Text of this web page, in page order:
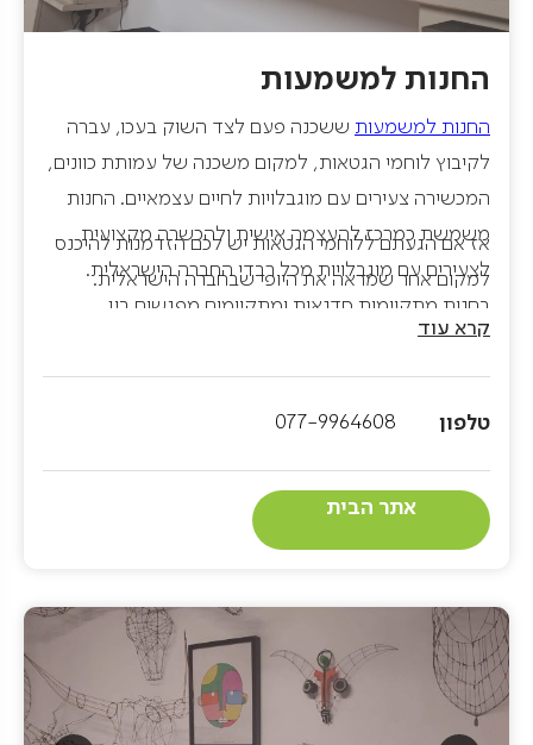
החנות למשמעות
החנות למשמעות ששכנה פעם לצד השוק בעכו, עברה
לקיבוץ לוחמי הגטאות, למקום משכנה של עמותת כוונים,
המכשירה צעירים עם מוגבלויות לחיים עצמאיים. החנות
משמשת כמרכז להעצמה אישית ולהכשרה מקצועית
לצעירים עם מוגבלויות מכל רבדי החברה הישראלית.
בחנות מתקיימות סדנאות ומתקיימים מפגשים בין
המשתתפים לאורחים. בחנות תוכלו למצוא מוצרים של
סחר הוגן, מוצרים מחומרים ממוחזרים, שנוצרו על ידי
המשתתפים.
אז אם הגעתם ללוחמי הגטאות יש לכם הזדמנות להיכנס
למקום אחר שמראה את היופי שבחברה הישראלית.
קרא עוד
טלפון 077-9964608
אתר הבית